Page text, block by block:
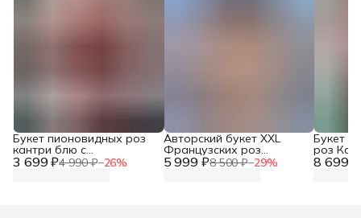
3 699 ₽4 990 ₽−26%
Букет пионовидных роз
кантри блю с
альстромериями 5 999 ₽8 500 ₽−29%
Авторский букет XXL
Французских роз
высокие 8 699 ₽
Букет
роз